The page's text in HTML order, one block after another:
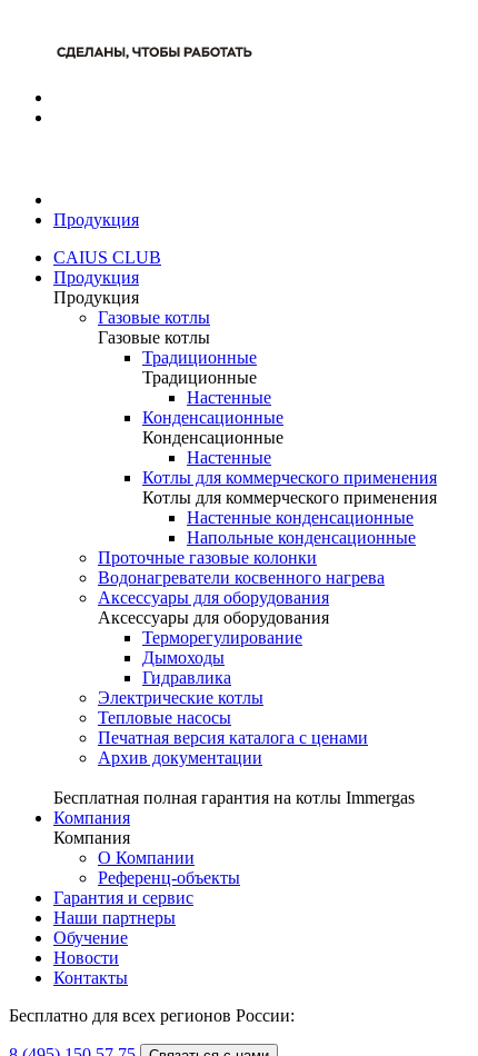
Продукция
CAIUS CLUB
Продукция
Продукция
Газовые котлы
Газовые котлы
Традиционные
Традиционные
Настенные
Конденсационные
Конденсационные
Настенные
Котлы для коммерческого применения
Котлы для коммерческого применения
Настенные конденсационные
Напольные конденсационные
Проточные газовые колонки
Водонагреватели косвенного нагрева
Аксессуары для оборудования
Аксессуары для оборудования
Терморегулирование
Дымоходы
Гидравлика
Электрические котлы
Тепловые насосы
Печатная версия каталога с ценами
Архив документации
Бесплатная полная гарантия на котлы Immergas
Компания
Компания
О Компании
Референц-объекты
Гарантия и сервис
Наши партнеры
Обучение
Новости
Контакты
Бесплатно для всех регионов России: